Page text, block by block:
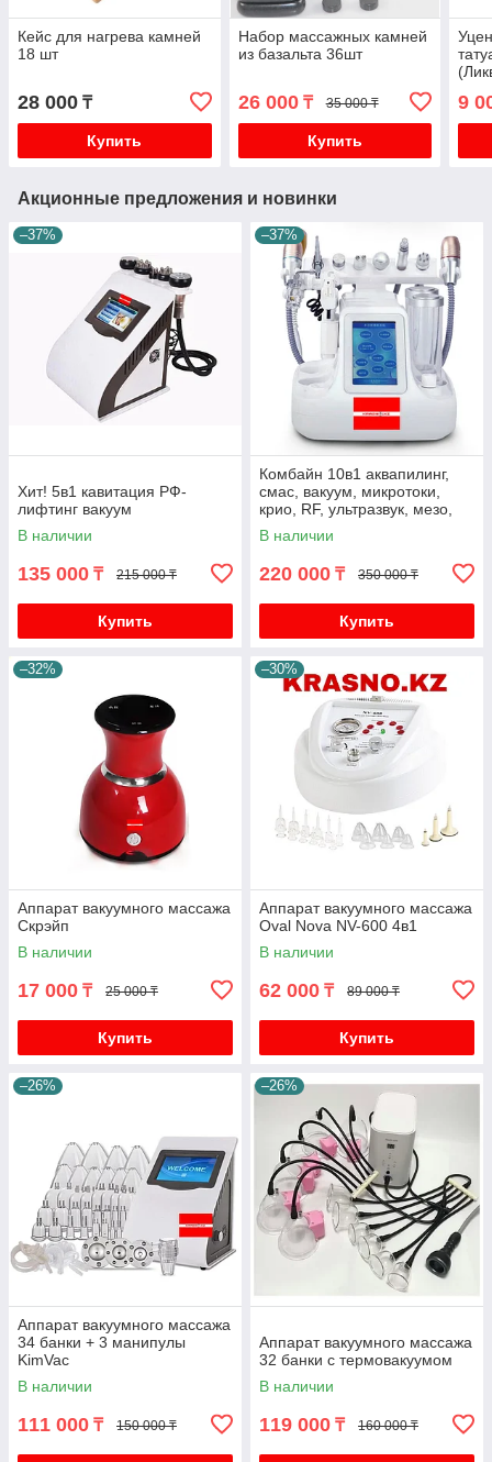
Кейс для нагрева камней
18 шт
28 000 ₸
Купить
Набор массажных камней
из базальта 36шт
26 000₸ 35 000 ₸
Купить
9
Акционные предложения и новинки
–37%
Хит! 5в1 кавитация РФ-
лифтинг вакуум
В наличии
135 000 ₸ 215 000 ₸
Купить
–37%
Комбайн 10в1 аквапилинг,
смас, вакуум, микротоки,
крио, RF, ультразвук, мезо,
led маска
В наличии
220 000 ₸ 350 000 ₸
Купить
–32%
Аппарат вакуумного массажа
Скрэйп
В наличии
17 000 ₸ 25 000 ₸
Купить
–30%
Аппарат вакуумного массажа
Oval Nova NV-600 4в1
В наличии
62 000 ₸ 89 000 ₸
Купить
–26%
Аппарат вакуумного массажа
34 банки + 3 манипулы
KimVac
В наличии
111 000 ₸ 150 000 ₸
–26%
Аппарат вакуумного массажа
32 банки с термовакуумом
В наличии
119 000 ₸ 160 000 ₸